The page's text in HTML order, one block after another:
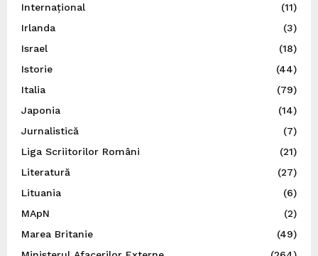
Internațional
(11)
Irlanda
(3)
Israel
(18)
Istorie
(44)
Italia
(79)
Japonia
(14)
Jurnalistică
(7)
Liga Scriitorilor Români
(21)
Literatură
(27)
Lituania
(6)
MApN
(2)
Marea Britanie
(49)